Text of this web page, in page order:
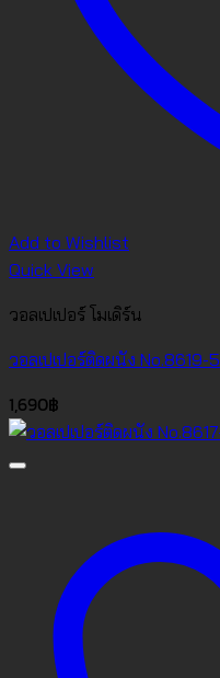
Add to Wishlist
Quick View
วอลเปเปอร์ โมเดิร์น
วอลเปเปอร์ติดผนัง No.8619-5
1,690฿